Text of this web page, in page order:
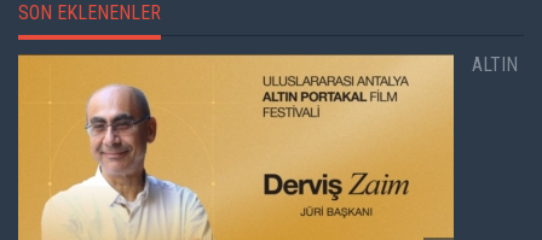
SON EKLENENLER
ALTIN